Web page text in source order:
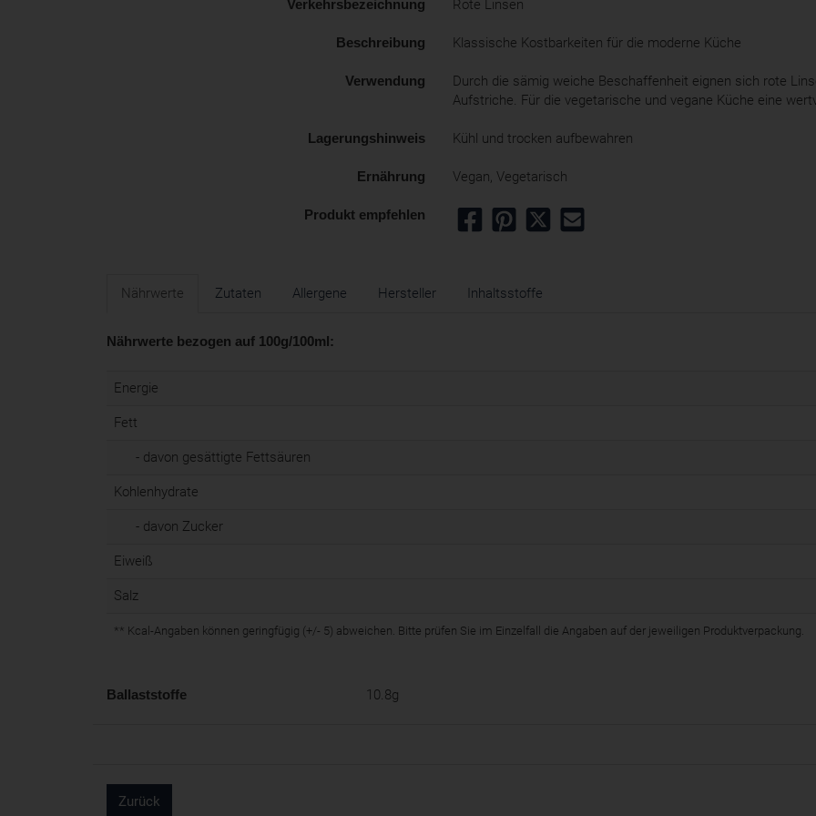
Verkehrsbezeichnung Rote Linsen
Beschreibung Klassische Kostbarkeiten für die moderne Küche
Verwendung
Durch die sämig weiche Beschaffenheit eignen sich rote
Aufstriche. Für die vegetarische und vegane Küche eine
Lagerungshinweis Kühl und trocken aufbewahren
Ernährung Vegan, Vegetarisch
Produkt empfehlen
Nährwerte Zutaten Allergene Hersteller Inhaltsstoffe
Nährwerte bezogen auf 100g/100ml:
Energie
Fett
- davon gesättigte Fettsäuren
Kohlenhydrate
- davon Zucker
Eiweiß
Salz
** Kcal-Angaben können geringfügig (+/- 5) abweichen. Bitte prüfen Sie im Einzelfall die Angaben auf der jeweiligen Produktverpackung.
Ballaststoffe 10.8g
Zurück